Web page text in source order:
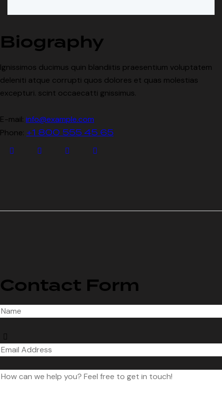
Biography
Ignissimos ducimus quin blandiitis praesentium voluptatem
deleniti atque corrupti quos dolores et quas molestias
excepturi. scint occaecatti gnissimus.
E-mail: info@example.com
Phone: +1 800 555 45 65
Contact Form